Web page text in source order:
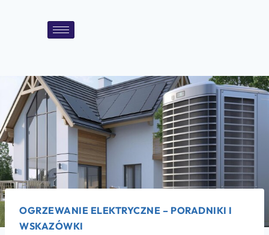
OGRZEWANIE ELEKTRYCZNE – PORADNIKI I
WSKAZÓWKI